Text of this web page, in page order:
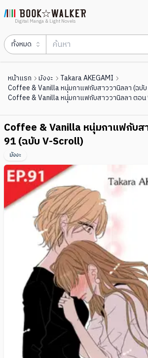
Digital Manga & Light Novels
ทั้งหมด
หน้าแรก มังงะ
Takara AKEGAMI
Coffee & Vanilla หนุ่มกาแฟกับสาววานิลลา (ฉบั
Coffee & Vanilla หนุ่มกาแฟกับสาววานิลลา ตอน
Coffee & Vanilla หนุ่มกาแฟกับส
91 (ฉบับ V-Scroll)
มังงะ